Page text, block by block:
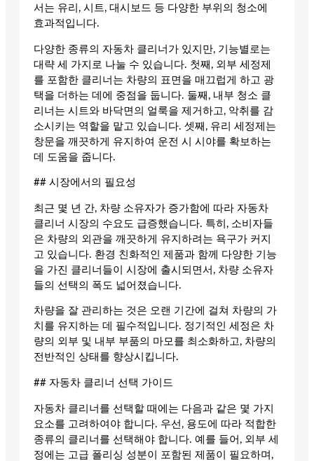
서는 유리, 시트, 대시보드 등 다양한 부위의 청소에
효과적입니다.
다양한 종류의 자동차 클리너가 있지만, 기능별로는
대략 세 가지로 나눌 수 있습니다. 첫째, 외부 세정제
를 포함한 클리너는 차량의 표면을 매끄럽게 하고 광
택을 더하는 데에 중점을 둡니다. 둘째, 내부 청소 클
리너는 시트와 바닥면의 얼룩을 제거하고, 악취를 감
소시키는 역할을 맡고 있습니다. 셋째, 유리 세정제는
창문을 깨끗하게 유지하여 운전 시 시야를 확보하는
데 도움을 줍니다.
## 시장에서의 필요성
최근 몇 년 간, 차량 소유자가 증가함에 따라 자동차
클리너 시장의 수요도 급증했습니다. 특히, 소비자들
은 차량의 외관을 깨끗하게 유지하려는 욕구가 커지
고 있습니다. 환경 친화적인 제품과 함께 다양한 기능
을 가진 클리너들이 시장에 출시되면서, 차량 소유자
들의 선택의 폭도 넓어졌습니다.
차량을 잘 관리하는 것은 오랜 기간에 걸쳐 차량의 가
치를 유지하는 데 필수적입니다. 정기적인 세정은 차
량의 외부 및 내부 부품의 마모를 최소화하고, 차량의
전반적인 상태를 향상시킵니다.
## 자동차 클리너 선택 가이드
자동차 클리너를 선택할 때에는 다음과 같은 몇 가지
요소를 고려하여야 합니다. 우선, 용도에 따라 적합한
종류의 클리너를 선택해야 합니다. 예를 들어, 외부 세
정에는 고급 폴리싱 성분이 포함된 제품이 필요하며,